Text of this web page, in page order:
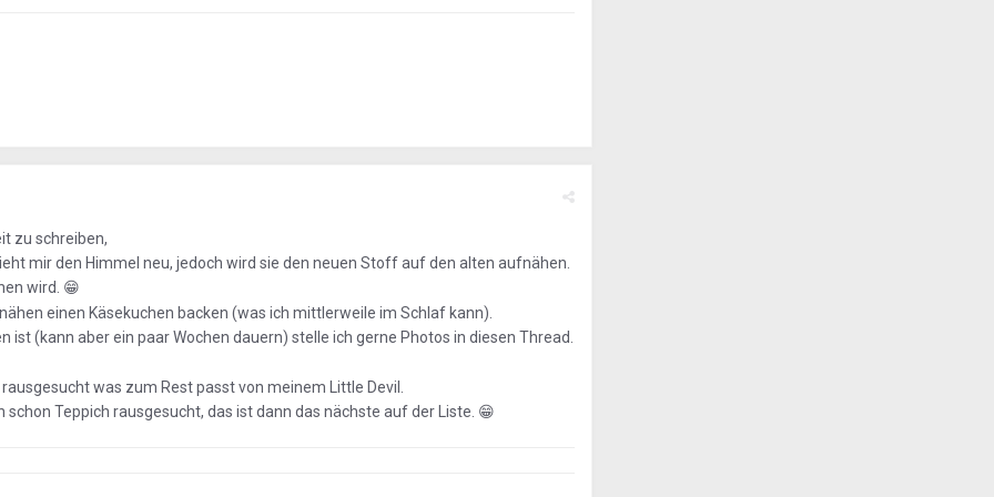
zu schreiben,
mir den Himmel neu, jedoch wird sie den neuen Stoff auf den alten aufnähen.
wird. 😁
einen Käsekuchen backen (was ich mittlerweile im Schlaf kann).
ist (kann aber ein paar Wochen dauern) stelle ich gerne Photos in diesen Thread.
was zum Rest passt von meinem Little Devil.
Teppich rausgesucht, das ist dann das nächste auf der Liste. 😁